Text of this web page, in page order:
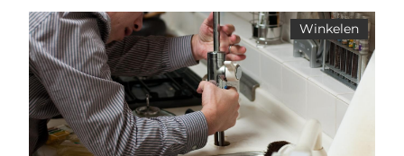
Winkelen